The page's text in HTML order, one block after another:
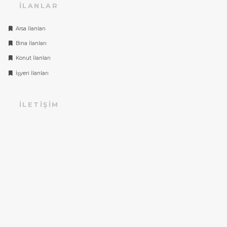
İLANLAR
Arsa İlanları
Bina İlanları
Konut İlanları
İşyeri İlanları
İLETIŞIM